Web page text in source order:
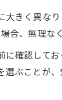
きく異な
、無理な
確認して
ぶことが、